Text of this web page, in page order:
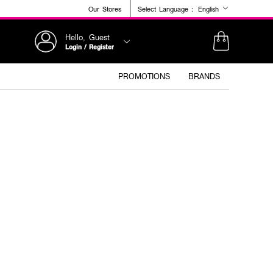
Our Stores Select Language : English
Hello, Guest
Login / Register
PROMOTIONS BRANDS